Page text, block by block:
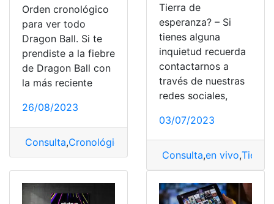
Orden cronológico
para ver todo
Dragon Ball. Si te
prendiste a la fiebre
de Dragon Ball con
la más reciente
26/08/2023
Consulta,Cronológico Dragon Ball,Orden,Orden
Tierra de
esperanza? – Si
tienes alguna
inquietud recuerda
contactarnos a
través de nuestras
redes sociales,
03/07/2023
Consulta,en vivo,Tierra